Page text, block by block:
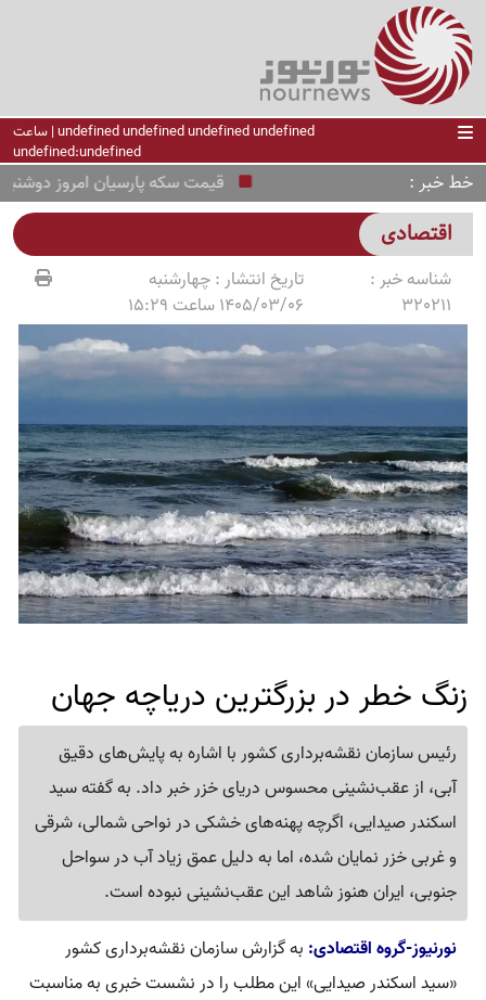
undefined undefined undefined undefined | ساعت
undefined:undefined
خط خبر قیمت سکه پارسیان امروز دوشنبه 19 مرداد 1405
اقتصادی
شناسه خبر :
320211
تاریخ انتشار :چهارشنبه
1405/03/06 ساعت 15:29
زنگ خطر در بزرگترین دریاچه جهان
رئیس سازمان نقشه‌برداری کشور با اشاره به پایش‌های دقیق
آبی، از عقب‌نشینی محسوس دریای خزر خبر داد. به گفته سید
اسکندر صیدایی، اگرچه پهنه‌های خشکی در نواحی شمالی، شرقی
و غربی خزر نمایان شده، اما به دلیل عمق زیاد آب در سواحل
جنوبی، ایران هنوز شاهد این عقب‌نشینی نبوده است.
نورنیوز-گروه اقتصادی: به گزارش سازمان نقشه‌برداری کشور
«سید اسکندر صیدایی» این مطلب را در نشست خبری به مناسبت